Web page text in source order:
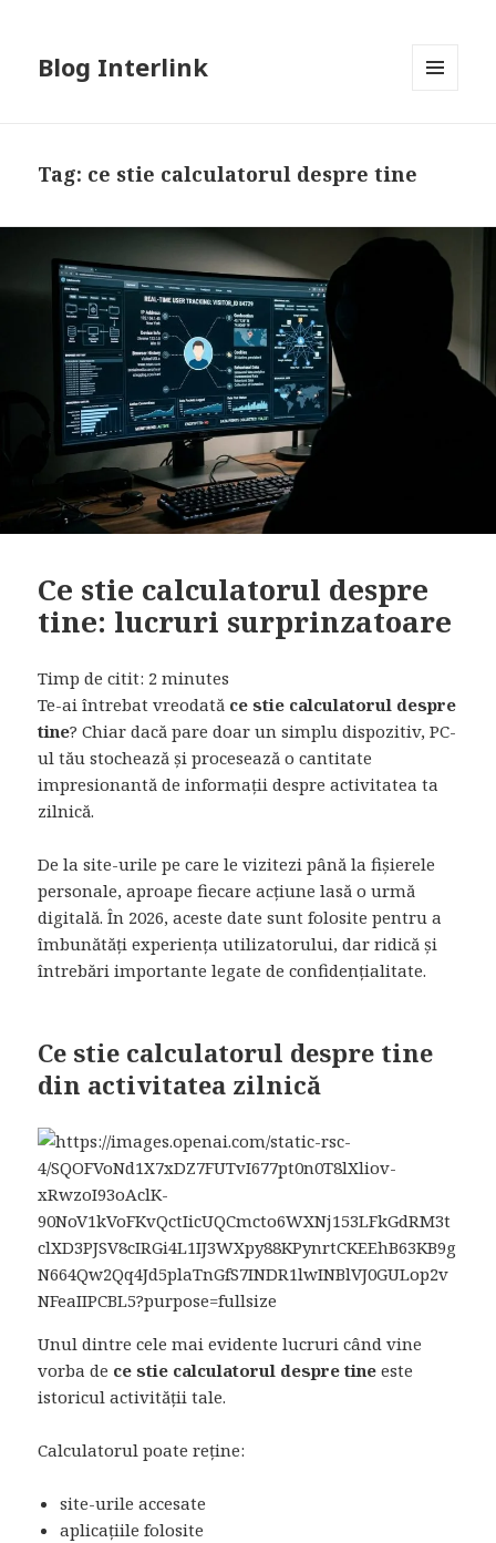
Blog Interlink
Tag: ce stie calculatorul despre tine
Ce stie calculatorul despre
tine: lucruri surprinzatoare
Timp de citit: 2 minutes
Te-ai întrebat vreodată ce stie calculatorul despre
tine? Chiar dacă pare doar un simplu dispozitiv, PC-
ul tău stochează și procesează o cantitate
impresionantă de informații despre activitatea ta
zilnică.
De la site-urile pe care le vizitezi până la fișierele
personale, aproape fiecare acțiune lasă o urmă
digitală. În 2026, aceste date sunt folosite pentru a
îmbunătăți experiența utilizatorului, dar ridică și
întrebări importante legate de confidențialitate.
Ce stie calculatorul despre tine
din activitatea zilnică
Unul dintre cele mai evidente lucruri când vine
vorba de ce stie calculatorul despre tine este
istoricul activității tale.
Calculatorul poate reține:
site-urile accesate
aplicațiile folosite